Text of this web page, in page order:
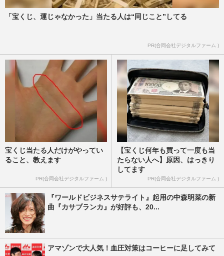
「宝くじ、運じゃなかった」当たる人は“同じこと”してる
PR(合同会社デジタルファーム )
宝くじ当たる人だけがやってい
ること、教えます
PR(合同会社デジタルファーム )
【宝くじ何年も買って一度も当
たらない人へ】原因、はっきり
してます
PR(合同会社デジタルファーム )
『ワールドビジネスサテライト』起用の中森明菜の新
曲『カサブランカ』が好評も、20...
アマゾンで大人気！血圧対策はコーヒーに足してみて